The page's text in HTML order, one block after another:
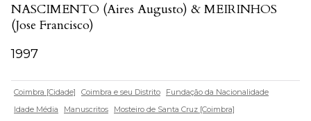
NASCIMENTO (Aires Augusto) & MEIRINHOS
(Jose Francisco)
1997
Coimbra [Cidade] Coimbra e seu Distrito
Fundação da Nacionalidade
Idade Média
Manuscritos
Mosteiro de Santa Cruz [Coimbra]